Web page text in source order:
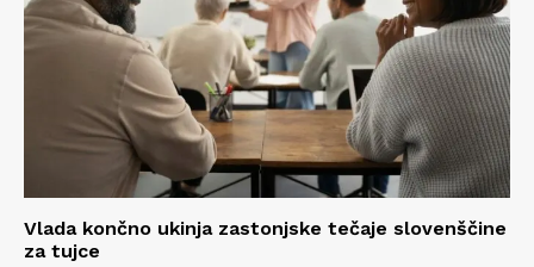
Vlada končno ukinja zastonjske tečaje slovenščine
za tujce